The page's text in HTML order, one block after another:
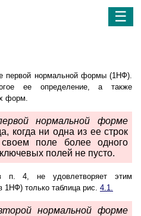
☰
первой нормальной формы (1НФ).
ее определение, а также
форм.
нормальной форме
когда ни одна из ее строк
поле более одного
полей не пусто.
п. 4, не удовлетворяет этим
1НФ) только таблица рис. 4.1.
нормальной форме